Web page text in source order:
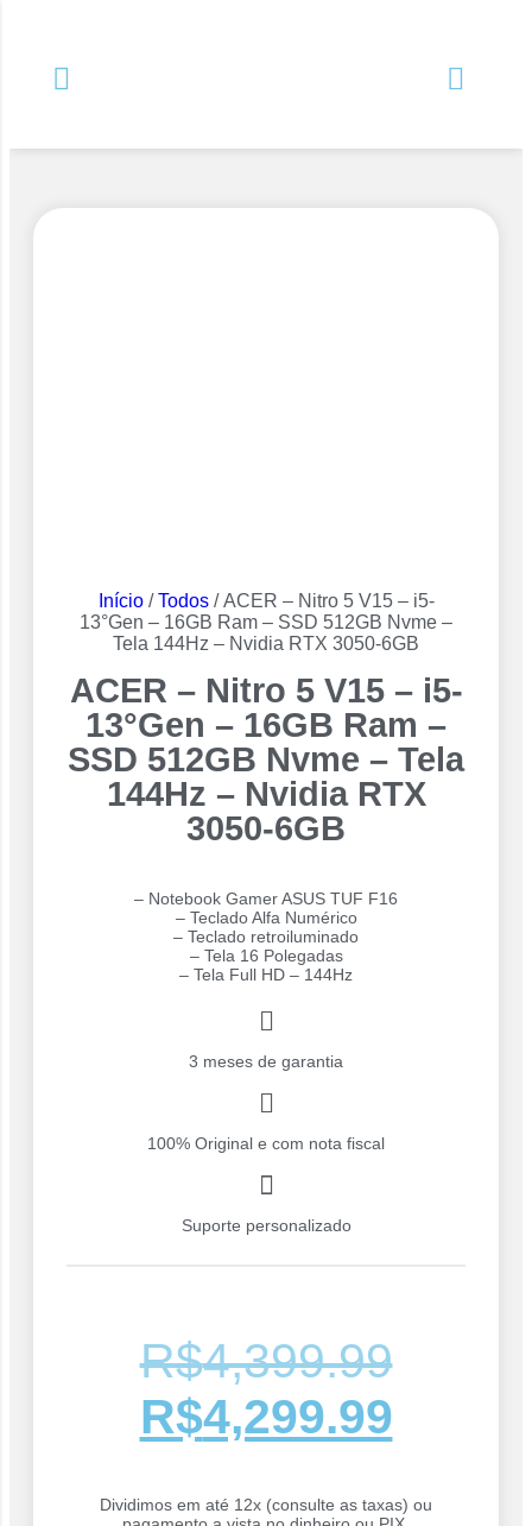
Início/Todos/ ACER – Nitro 5 V15 – i5-
13°Gen – 16GB Ram – SSD 512GB Nvme –
Tela 144Hz – Nvidia RTX 3050-6GB
ACER – Nitro 5 V15 – i5-
13°Gen – 16GB Ram –
SSD 512GB Nvme – Tela
144Hz – Nvidia RTX
3050-6GB
– Notebook Gamer ASUS TUF F16
– Teclado Alfa Numérico
– Teclado retroiluminado
– Tela 16 Polegadas
– Tela Full HD – 144Hz
3 meses de garantia
100% Original e com nota fiscal
Suporte personalizado
R$4,399.99
R$4,299.99
Dividimos em até 12x (consulte as taxas) ou